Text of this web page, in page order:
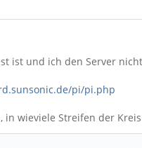
ist und ich den Server
pi/pi.php
in wieviele Streifen der